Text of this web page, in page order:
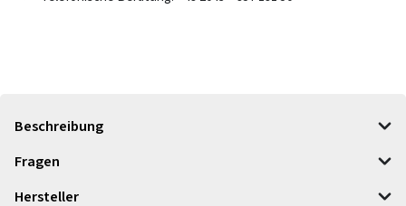
Beschreibung
Fragen
Hersteller